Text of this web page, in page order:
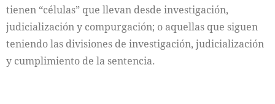
tienen “células” que llevan desde investigación,
judicialización y compurgación; o aquellas que siguen
teniendo las divisiones de investigación, judicialización
y cumplimiento de la sentencia.